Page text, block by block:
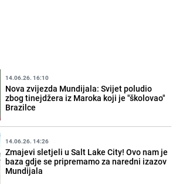
14.06.26. 16:10
Nova zvijezda Mundijala: Svijet poludio
zbog tinejdžera iz Maroka koji je "školovao"
Brazilce
14.06.26. 14:26
Zmajevi sletjeli u Salt Lake City! Ovo nam je
baza gdje se pripremamo za naredni izazov
Mundijala